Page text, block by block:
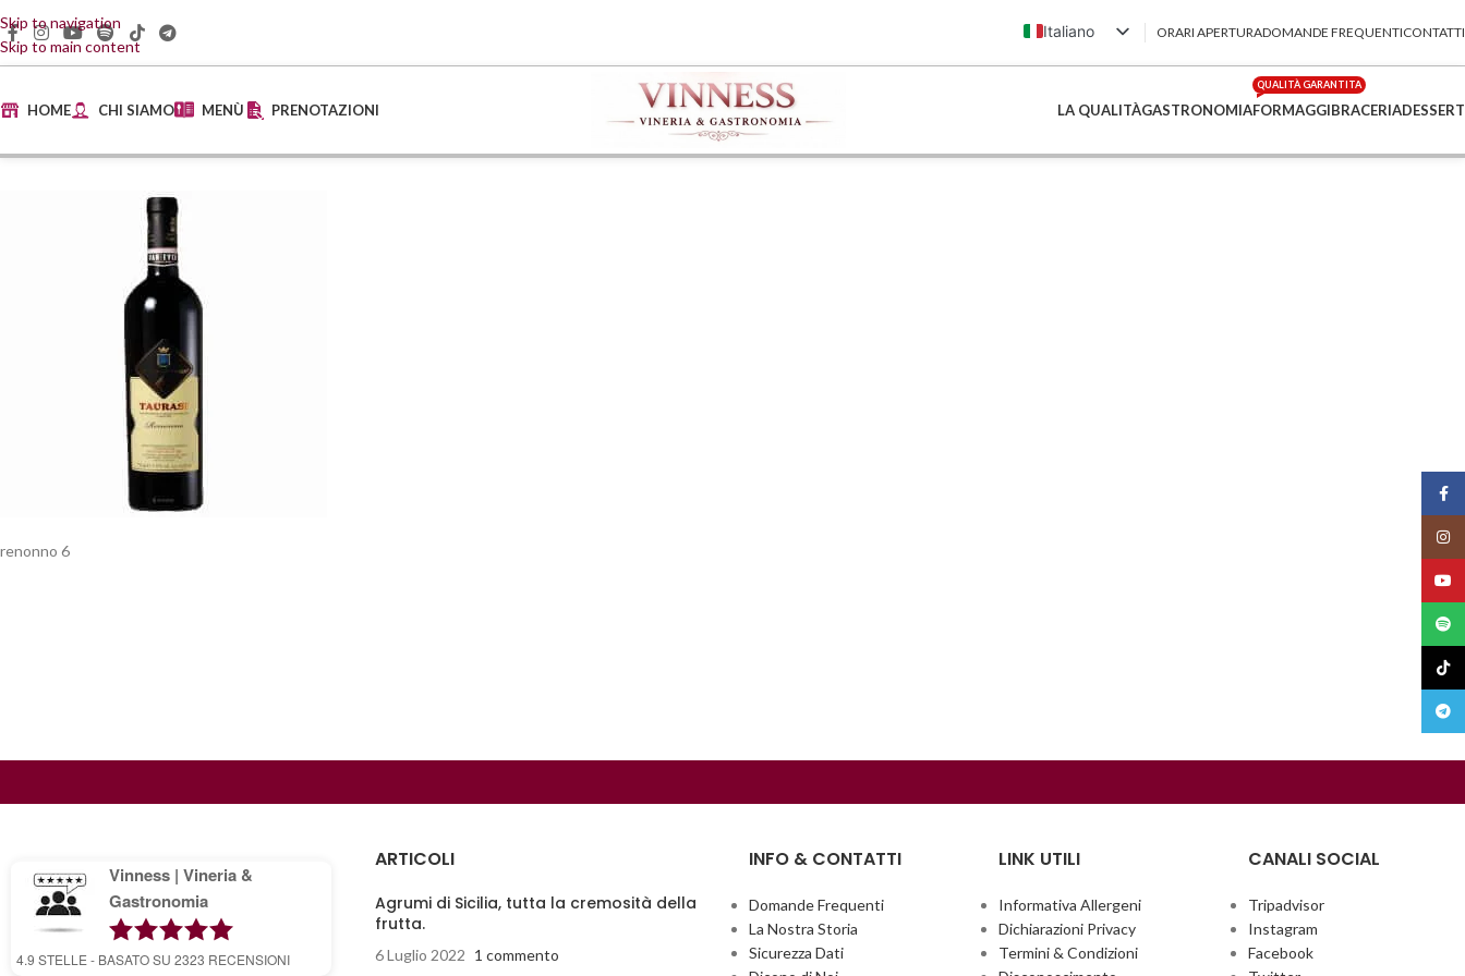
Skip to navigation
Skip to main content
Italiano
English (UK)
Français
ORARI APERTURADOMANDE FREQUENTICONTATTI
HOME CHI SIAMO MENÙ PRENOTAZIONI LA QUALITÀGASTRONOMIAFORMAGGI
QUALITÀ GARANTITA
BRACERIADESSERT
renonno 6
Vinness | Vineria &
Gastronomia
4.9 STELLE - BASATO SU 2323 RECENSIONI
ARTICOLI
Agrumi di Sicilia, tutta la cremosità della
frutta.
6 Luglio 2022 1 commento
INFO & CONTATTI
Domande Frequenti
La Nostra Storia
Sicurezza Dati
LINK UTILI
Informativa Allergeni
Dichiarazioni Privacy
Termini & Condizioni
CANALI SOCIAL
Tripadvisor
Instagram
Facebook